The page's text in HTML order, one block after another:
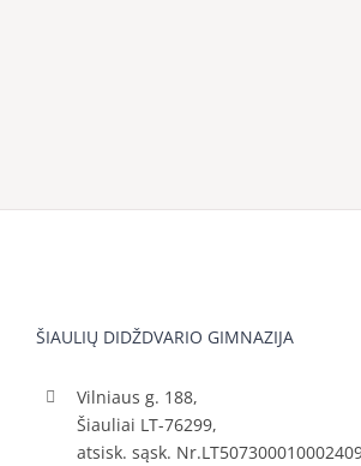
ŠIAULIŲ DIDŽDVARIO GIMNAZIJA
Vilniaus g. 188,
Šiauliai LT-76299,
atsisk. sąsk.